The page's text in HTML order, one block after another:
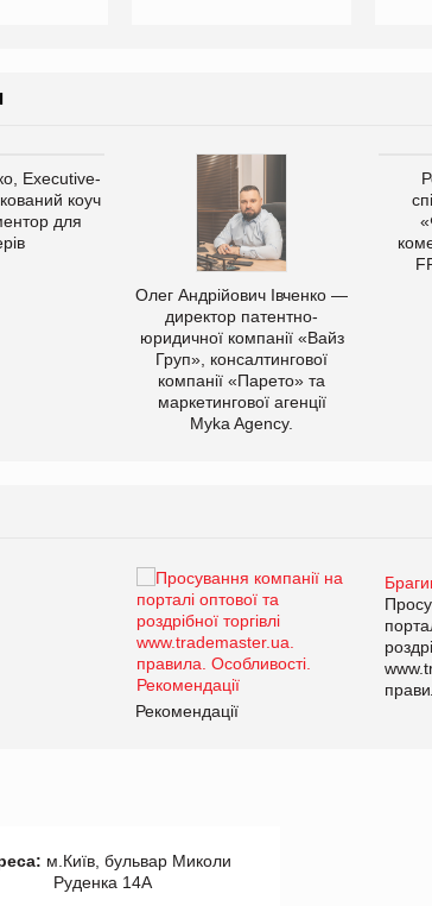
Executive-
коуч
для
Олег Андрійович Івченко —
директор патентно-
юридичної компанії «Вайз
Груп», консалтингової
компанії «Парето» та
маркетингової агенції
Myka Agency.
Рекомендації
м.Київ, бульвар Миколи
Руденка 14А